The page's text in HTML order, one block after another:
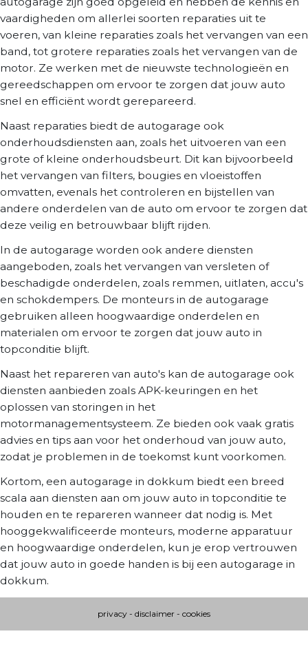
vaardigheden om allerlei soorten reparaties uit te
voeren, van kleine reparaties zoals het vervangen van een
band, tot grotere reparaties zoals het vervangen van de
motor. Ze werken met de nieuwste technologieën en
gereedschappen om ervoor te zorgen dat jouw auto
snel en efficiënt wordt gerepareerd.
Naast reparaties biedt de autogarage ook
onderhoudsdiensten aan, zoals het uitvoeren van een
grote of kleine onderhoudsbeurt. Dit kan bijvoorbeeld
het vervangen van filters, bougies en vloeistoffen
omvatten, evenals het controleren en bijstellen van
andere onderdelen van de auto om ervoor te zorgen dat
deze veilig en betrouwbaar blijft rijden.
In de autogarage worden ook andere diensten
aangeboden, zoals het vervangen van versleten of
beschadigde onderdelen, zoals remmen, uitlaten, accu's
en schokdempers. De monteurs in de autogarage
gebruiken alleen hoogwaardige onderdelen en
materialen om ervoor te zorgen dat jouw auto in
topconditie blijft.
Naast het repareren van auto's kan de autogarage ook
diensten aanbieden zoals APK-keuringen en het
oplossen van storingen in het
motormanagementsysteem. Ze bieden ook vaak gratis
advies en tips aan voor het onderhoud van jouw auto,
zodat je problemen in de toekomst kunt voorkomen.
Kortom, een autogarage in dokkum biedt een breed
scala aan diensten aan om jouw auto in topconditie te
houden en te repareren wanneer dat nodig is. Met
hooggekwalificeerde monteurs, moderne apparatuur
en hoogwaardige onderdelen, kun je erop vertrouwen
dat jouw auto in goede handen is bij een autogarage in
dokkum.
privacy - disclaimer - cookies